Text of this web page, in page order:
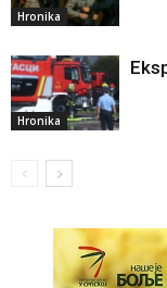
Hronika
Hronika